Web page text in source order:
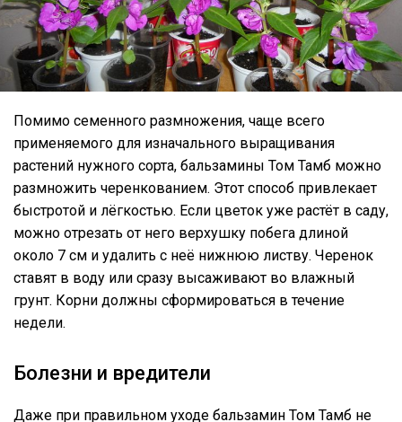
Помимо семенного размножения, чаще всего
применяемого для изначального выращивания
растений нужного сорта, бальзамины Том Тамб можно
размножить черенкованием. Этот способ привлекает
быстротой и лёгкостью. Если цветок уже растёт в саду,
можно отрезать от него верхушку побега длиной
около 7 см и удалить с неё нижнюю листву. Черенок
ставят в воду или сразу высаживают во влажный
грунт. Корни должны сформироваться в течение
недели.
Болезни и вредители
Даже при правильном уходе бальзамин Том Тамб не